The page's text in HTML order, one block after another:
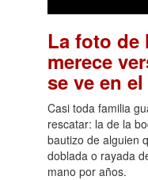
La foto de
merece
se ve en
Casi toda familia
rescatar: la de la
bautizo de alguien
doblada o rayada
mano por años.